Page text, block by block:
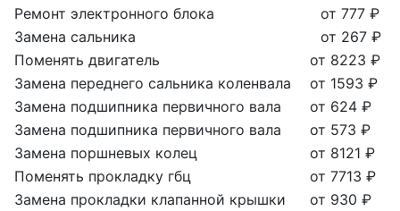
Ремонт электронного блока
от 777 ₽
Замена сальника
от 267 ₽
Поменять двигатель
от 8223 ₽
Замена переднего сальника коленвала
от 1593 ₽
Замена подшипника первичного вала
от 624 ₽
Замена подшипника первичного вала
от 573 ₽
Замена поршневых колец
от 8121 ₽
Поменять прокладку гбц
от 7713 ₽
Замена прокладки клапанной крышки
от 930 ₽